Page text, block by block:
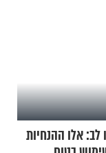
לב: אלו ההנחיות